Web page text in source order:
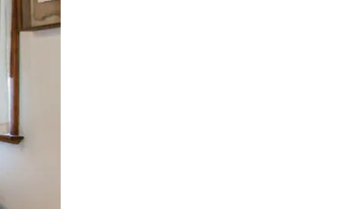
o dedo na tela.